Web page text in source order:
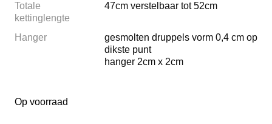
Totale
kettinglengte
47cm verstelbaar tot 52cm
Hanger
gesmolten druppels vorm 0,4 cm op
dikste punt
hanger 2cm x 2cm
Op voorraad